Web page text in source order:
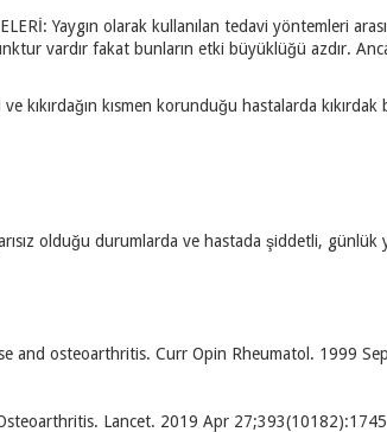
Yaygın olarak kullanılan tedavi yöntemleri
vardır fakat bunların etki büyüklüğü azdır.
kıkırdağın kısmen korunduğu hastalarda
olduğu durumlarda ve hastada şiddetli, günlük
and osteoarthritis. Curr Opin Rheumatol. 1999
Lancet. 2019 Apr